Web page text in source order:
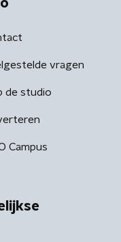
vragen
de studio
Campus